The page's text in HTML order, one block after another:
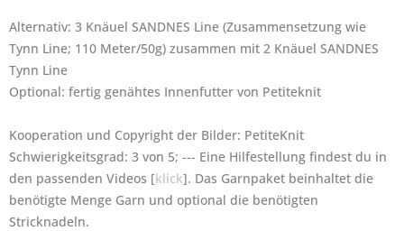
Alternativ: 3 Knäuel SANDNES Line (Zusammensetzung wie
Tynn Line; 110 Meter/50g) zusammen mit 2 Knäuel SANDNES
Tynn Line
Optional: fertig genähtes Innenfutter von Petiteknit
Kooperation und Copyright der Bilder: PetiteKnit
Schwierigkeitsgrad: 3 von 5; --- Eine Hilfestellung findest du in
den passenden Videos [klick]. Das Garnpaket beinhaltet die
benötigte Menge Garn und optional die benötigten
Stricknadeln.